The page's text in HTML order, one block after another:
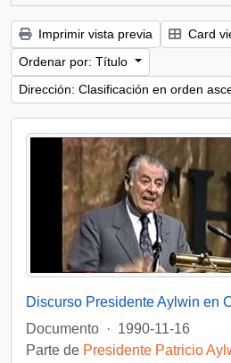
Imprimir vista previa Card
Ordenar por: Título
Dirección: Clasificación en orden
Documento · 1990-11-16
Parte de Presidente Patricio